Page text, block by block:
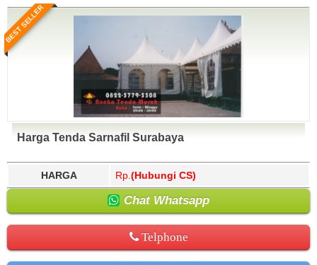
BEST SELLER
Harga Tenda Sarnafil Surabaya
HARGA Rp. (Hubungi CS)
Chat Whatsapp
Telphone